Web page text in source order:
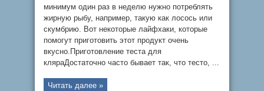
минимум один раз в неделю нужно потреблять
жирную рыбу, например, такую как лосось или
скумбрию. Вот некоторые лайфхаки, которые
помогут приготовить этот продукт очень
вкусно.Приготовление теста для
кляраДостаточно часто бывает так, что тесто, ...
Читать далее »